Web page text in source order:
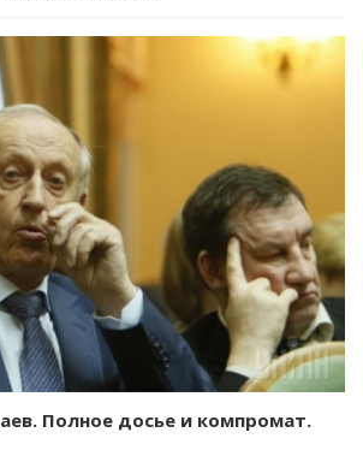
Полное досье и компромат.